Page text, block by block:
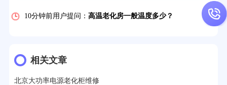
10分钟前用户提问： 高温老化房一般温度多少？
13分钟前用户提问：
15分钟前用户提问：高低温试验箱玻璃用什么材料？
相关文章
北京大功率电源老化柜维修